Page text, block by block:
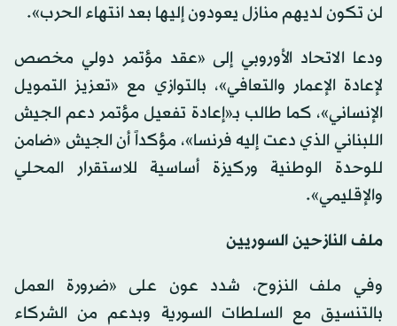
لن تكون لديهم منازل يعودون إليها بعد انتهاء الحرب».
ودعا الاتحاد الأوروبي إلى «عقد مؤتمر دولي مخصص
لإعادة الإعمار والتعافي»، بالتوازي مع «تعزيز التمويل
الإنساني»، كما طالب بـ«إعادة تفعيل مؤتمر دعم الجيش
اللبناني الذي دعت إليه فرنسا»، مؤكداً أن الجيش «ضامن
للوحدة الوطنية وركيزة أساسية للاستقرار المحلي
والإقليمي».
ملف النازحين السوريين
وفي ملف النزوح، شدد عون على «ضرورة العمل
بالتنسيق مع السلطات السورية وبدعم من الشركاء